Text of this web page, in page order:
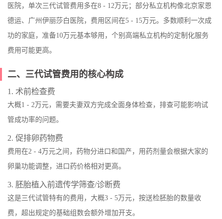
医院，单次三代试管费用多在8 - 12万元；部分私立机构像北京家恩
德运、广州伊丽莎白医院，费用区间在5 - 15万元。多数顺利一次成
功的家庭，准备10万元基本够用，个别高端私立机构的定制化服务
费用可能更高。
二、三代试管费用的核心构成
1. 术前检查费
大概1 - 2万元，需要夫妻双方完成全面身体检查，排查可能影响试
管成功率的问题。
2. 促排卵药物费
费用在2 - 4万元之间，药物分进口和国产，用药剂量会根据大家的
卵巢功能调整，进口药价格相对更高。
3. 胚胎植入前遗传学筛查/诊断费
这是三代试管特有的费用，大概3 - 5万元，按送检胚胎的数量收
费，超出规定的基础组数会额外增加开支。